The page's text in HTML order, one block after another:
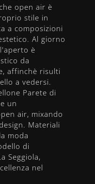
open air è
stile in
a composizioni
Al giorno
è
da
affinchè risulti
a vedersi.
Parete di
un
air, mixando
Materiali
moda
di
Seggiola,
nel